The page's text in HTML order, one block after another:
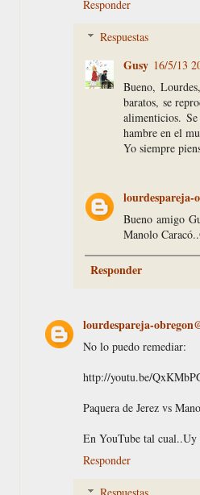
Responder
Respuestas
Gusy 16/5/13
Bueno,
baratos, se
alimenticios.
hambre en el
Yo siempre
lourdespareja-
Bueno amigo
Manolo
Responder
lourdespareja-
No lo puedo remediar:
http://youtu.be/
Paquera de Jerez vs
En YouTube tal
Responder